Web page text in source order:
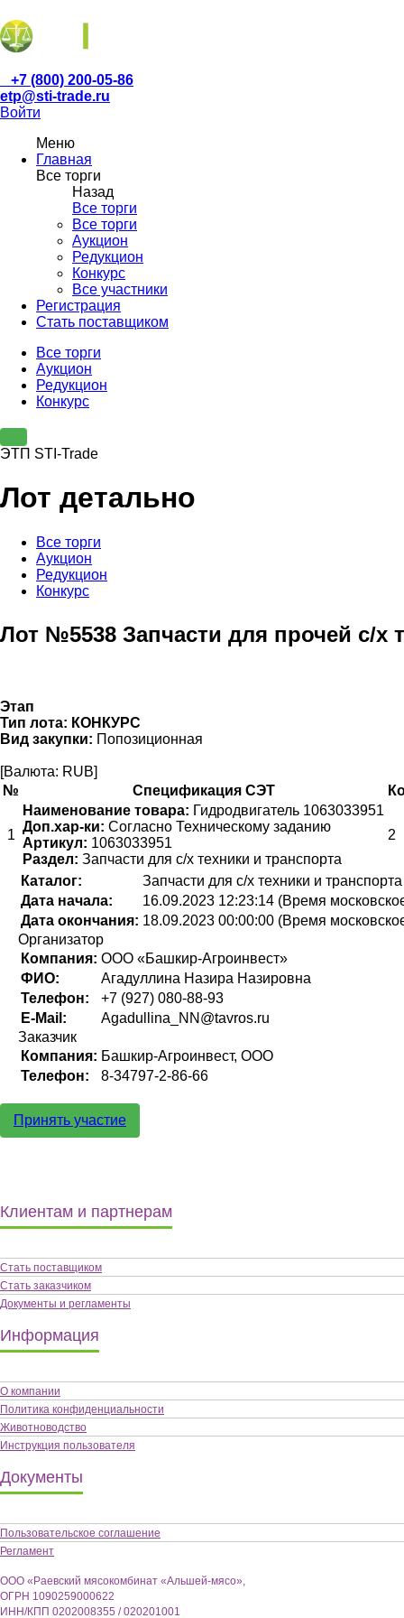
+7 (800) 200-05-86
etp@sti-trade.ru
Войти
Меню
Главная
Все торги
Назад
Все торги
Все торги
Аукцион
Редукцион
Конкурс
Все участники
Регистрация
Стать поставщиком
Все торги
Аукцион
Редукцион
Конкурс
ЭТП STI-Trade
Лот детально
Все торги
Аукцион
Редукцион
Конкурс
Лот №5538 Запчасти для прочей с/х
Этап
Тип лота: КОНКУРС
Вид закупки: Попозиционная
[Валюта: RUB]
№
Спецификация СЭТ
1
Наименование товара: Гидродвигатель 1063033951
Доп.хар-ки: Согласно Техническому заданию
Артикул: 1063033951
Раздел: Запчасти для с/х техники и транспорта
2
Каталог:
Запчасти для с/х техники и транспорта
Дата начала:
16.09.2023 12:23:14 (Время
Дата окончания: 18.09.2023 00:00:00 (Время
Организатор
Компания: ООО «Башкир-Агроинвест»
ФИО:
Агадуллина Назира Назировна
Телефон:
+7 (927) 080-88-93
E-Mail:
Agadullina_NN@tavros.ru
Заказчик
Компания: Башкир-Агроинвест, ООО
Телефон:
8-34797-2-86-66
Принять участие
Клиентам и партнерам
Стать поставщиком
Стать заказчиком
Документы и регламенты
Информация
О компании
Политика конфиденциальности
Животноводство
Инструкция пользователя
Документы
Пользовательское соглашение
Регламент
ООО «Раевский мясокомбинат «Альшей-мясо»,
ОГРН 1090259000622
ИНН/КПП 0202008355 / 020201001